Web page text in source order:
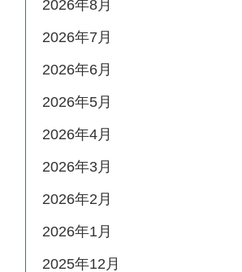
2026年8月
2026年7月
2026年6月
2026年5月
2026年4月
2026年3月
2026年2月
2026年1月
2025年12月